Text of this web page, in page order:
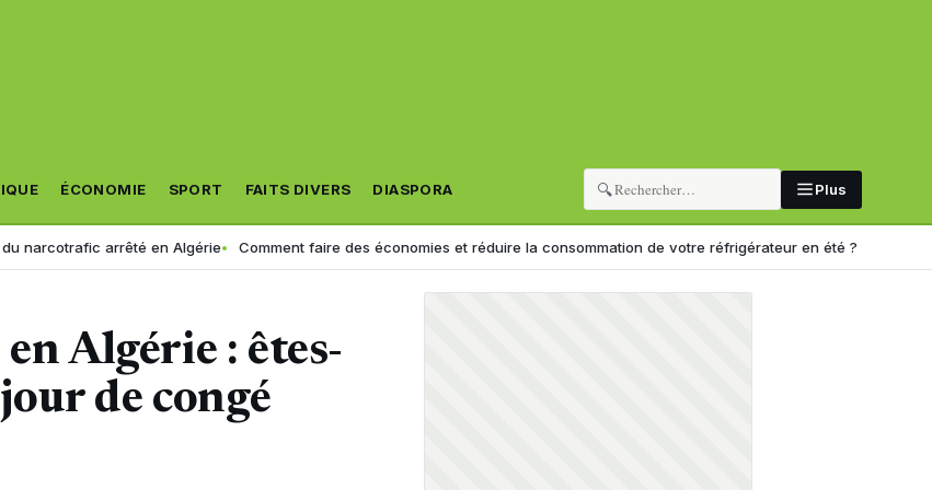
ÉCONOMIE SPORT FAITS DIVERS DIASPORA 🔍 Plus
en Algérie Comment faire des économies et réduire la consommation de votre réfrigérateur en été ? Sonelgaz répond
Algérie : êtes-
de congé